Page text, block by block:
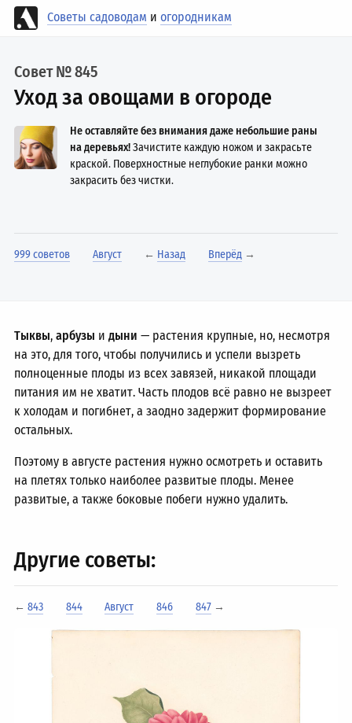
Советы садоводам иогородникам
Совет № 845
Уход за овощами в огороде
Не оставляйте без внимания даже небольшие раны
на деревьях!Зачистите каждую ножом и закрасьте
краской. Поверхностные неглубокие ранки можно
закрасить без чистки.
999 советов Август ← Назад Вперёд→
Тыквы,арбузы идыни — растения крупные, но, несмотря
на это, для того, чтобы получились и успели вызреть
полноценные плоды из всех завязей, никакой площади
питания им не хватит. Часть плодов всё равно не вызреет
к холодам и погибнет, а заодно задержит формирование
остальных.
Поэтому в августе растения нужно осмотреть и оставить
на плетях только наиболее развитые плоды. Менее
развитые, а также боковые побеги нужно удалить.
Другие советы:
←843 844 Август 846 847→